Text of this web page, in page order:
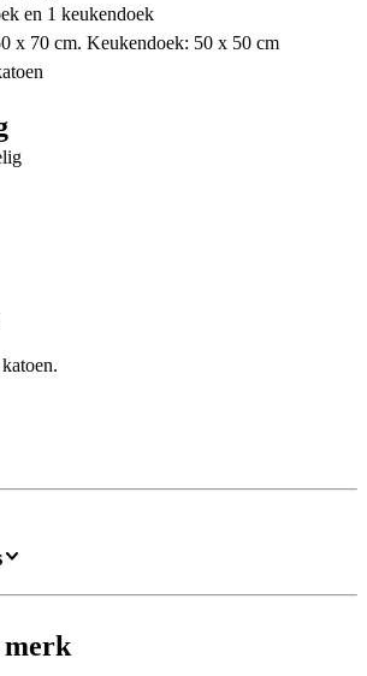
en 1 keukendoek​
x 70 cm​. Keukendoek: 50 x 50 cm